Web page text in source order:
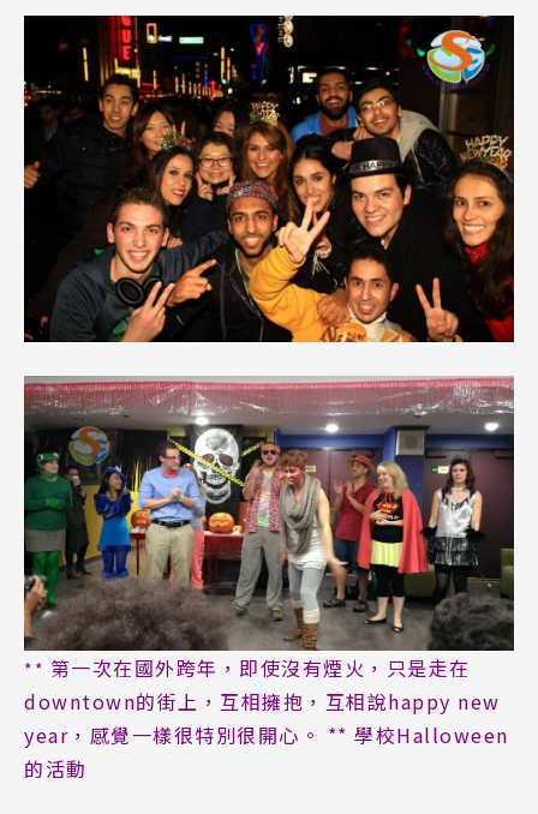
熱門搜尋：
護理 加拿大RO 任意門 遊學團
教育學區
Pathway
Latest News 最新消息
Promotion 最新優惠
Program 課程選擇
SEC 知識庫
** 第一次在國外跨年，即使沒有煙火，只是走在
downtown的街上，互相擁抱，互相說happy new
year，感覺一樣很特別很開心。 ** 學校Halloween
的活動